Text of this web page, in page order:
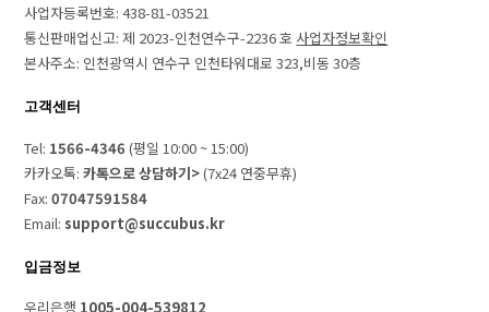
사업자등록번호: 438-81-03521
통신판매업신고: 제 2023-인천연수구-2236 호 사업자정보확인
본사주소: 인천광역시 연수구 인천타워대로 323,비동 30층
고객센터
Tel: 1566-4346 (평일 10:00 ~ 15:00)
카카오톡:카톡으로 상담하기>(7x24 연중무휴)
Fax:07047591584
Email:support@succubus.kr
입금정보
우리은행 1005-004-539812